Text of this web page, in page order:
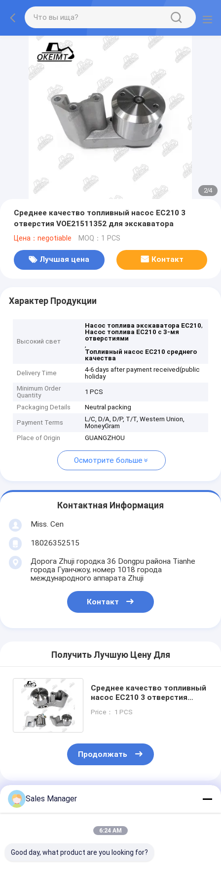
2/4
Среднее качество топливный насос EC210 3
отверстия VOE21511352 для экскаватора
Цена：negotiable MOQ：1 PCS
Лучшая цена Контакт
Характер Продукции
Высокий свет
Насос топлива экскаватора EC210,
Насос топлива EC210 с 3-мя
отверстиями
,
Топливный насос EC210 среднего
качества
Delivery Time
4-6 days after payment received(public
holiday
Minimum Order
Quantity
1 PCS
Packaging Details Neutral packing
Payment Terms
L/C, D/A, D/P, T/T, Western Union,
MoneyGram
Place of Origin
GUANGZHOU
Осмотрите больше
Контактная Информация
Miss. Cen
18026352515
Дорога Zhuji городка 36 Dongpu района Tianhe
города Гуанчжоу, номер 1018 города
международного аппарата Zhuji
Контакт
Получить Лучшую Цену Для
Среднее качество топливный
насос EC210 3 отверстия
экскаватора
Price： 1 PCS
Продолжать
Порекомендованные Продукты
Sales Manager
6:24 AM
Good day, what product are you looking for?